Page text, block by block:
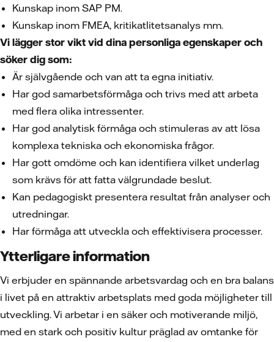
Kunskap inom SAP PM.
Kunskap inom FMEA, kritikatlitetsanalys mm.
Vi lägger stor vikt vid dina personliga egenskaper och
söker dig som:
Är självgående och van att ta egna initiativ.
Har god samarbetsförmåga och trivs med att arbeta
med flera olika intressenter.
Har god analytisk förmåga och stimuleras av att lösa
komplexa tekniska och ekonomiska frågor.
Har gott omdöme och kan identifiera vilket underlag
som krävs för att fatta välgrundade beslut.
Kan pedagogiskt presentera resultat från analyser och
utredningar.
Har förmåga att utveckla och effektivisera processer.
Ytterligare information
Vi erbjuder en spännande arbetsvardag och en bra balans
i livet på en attraktiv arbetsplats med goda möjligheter till
utveckling. Vi arbetar i en säker och motiverande miljö,
med en stark och positiv kultur präglad av omtanke för